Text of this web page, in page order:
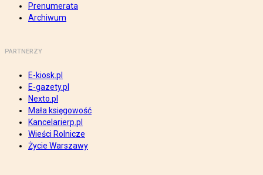
Prenumerata
Archiwum
PARTNERZY
E-kiosk.pl
E-gazety.pl
Nexto.pl
Mała księgowość
Kancelarierp.pl
Wieści Rolnicze
Życie Warszawy